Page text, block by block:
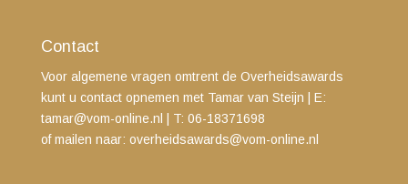
Contact
Voor algemene vragen omtrent de Overheidsawards
kunt u contact opnemen met Tamar van Steijn | E:
tamar@vom-online.nl
T: 06-18371698
of mailen naar: overheidsawards@vom-online.nl